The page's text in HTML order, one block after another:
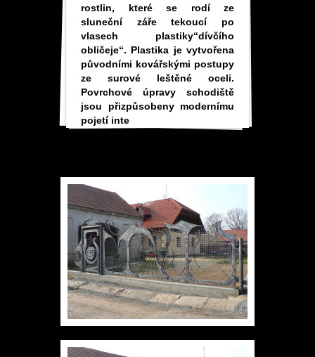
rostlin, které se rodí ze
sluneční záře tekoucí po
vlasech plastiky“dívčího
obličeje“. Plastika je vytvořena
původními kovářskými postupy
ze surové leštěné oceli.
Povrchové úpravy schodiště
jsou přizpůsobeny modernímu
pojetí inte